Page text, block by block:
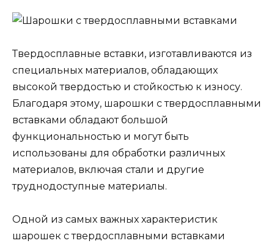
Твердосплавные вставки, изготавливаются из
специальных материалов, обладающих
высокой твердостью и стойкостью к износу.
Благодаря этому, шарошки с твердосплавными
вставками обладают большой
функциональностью и могут быть
использованы для обработки различных
материалов, включая стали и другие
труднодоступные материалы.
Одной из самых важных характеристик
шарошек с твердосплавными вставками